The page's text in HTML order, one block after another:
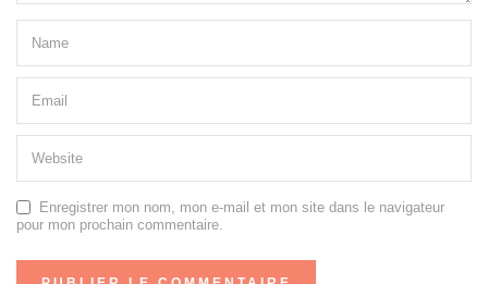
Enregistrer mon nom, mon e-mail et mon site dans le navigateur
pour mon prochain commentaire.